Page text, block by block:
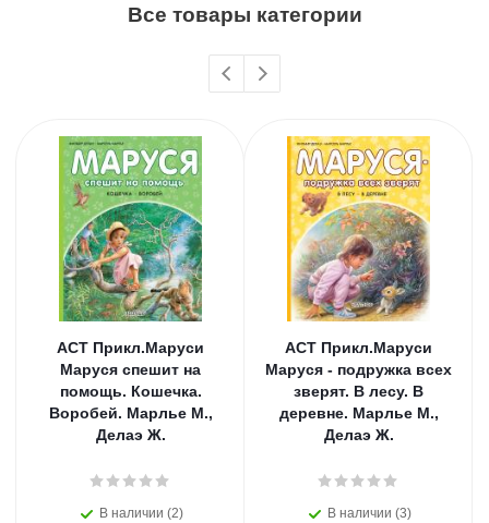
Все товары категории
АСТ Прикл.Маруси
Маруся спешит на
помощь. Кошечка.
Воробей. Марлье М.,
Делаэ Ж.
В наличии (2)
АСТ Прикл.Маруси
Маруся - подружка всех
зверят. В лесу. В
деревне. Марлье М.,
Делаэ Ж.
В наличии (3)